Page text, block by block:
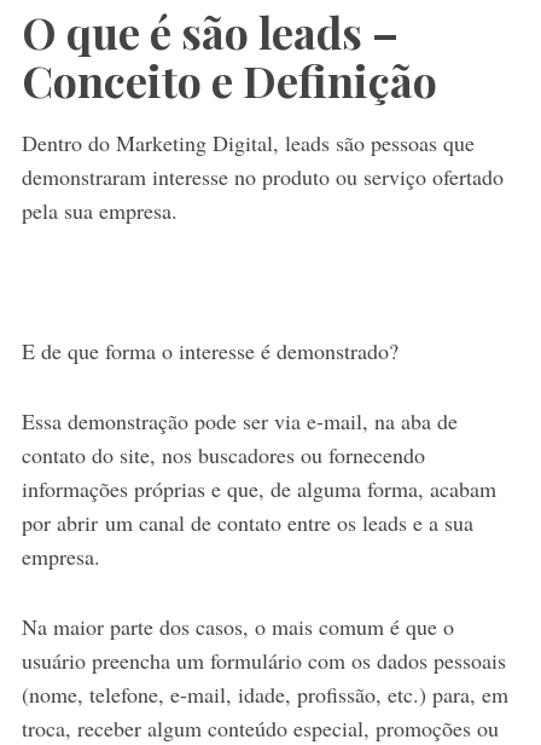
O que é são leads –
Conceito e Definição
Dentro do Marketing Digital, leads são pessoas que
demonstraram interesse no produto ou serviço ofertado
pela sua empresa.
E de que forma o interesse é demonstrado?
Essa demonstração pode ser via e-mail, na aba de
contato do site, nos buscadores ou fornecendo
informações próprias e que, de alguma forma, acabam
por abrir um canal de contato entre os leads e a sua
empresa.
Na maior parte dos casos, o mais comum é que o
usuário preencha um formulário com os dados pessoais
(nome, telefone, e-mail, idade, profissão, etc.) para, em
troca, receber algum conteúdo especial, promoções ou